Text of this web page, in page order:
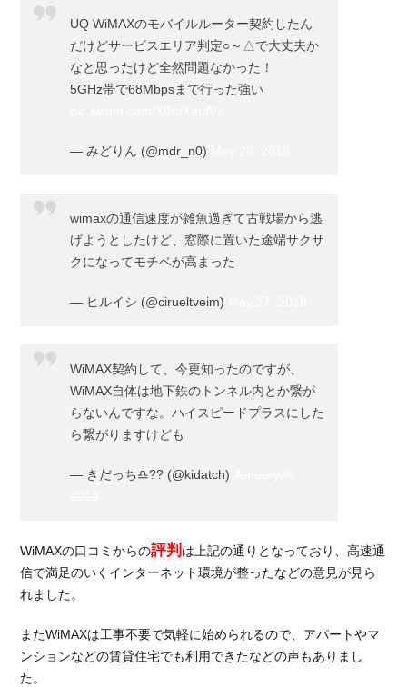
UQ WiMAXのモバイルルーター契約したん
だけどサービスエリア判定○～△で大丈夫か
なと思ったけど全然問題なかった！
5GHz帯で68Mbpsまで行った強い
— みどりん (@mdr_n0)
wimaxの通信速度が雑魚過ぎて古戦場から逃
げようとしたけど、窓際に置いた途端サクサ
クになってモチベが高まった
— ヒルイシ (@cirueltveim)
WiMAX契約して、今更知ったのですが、
WiMAX自体は地下鉄のトンネル内とか繋が
らないんですな。ハイスピードプラスにした
ら繋がりますけども
— きだっち♎️?? (@kidatch)
WiMAXの口コミからの評判 は上記の通りとなっており、高速通
信で満足のいくインターネット環境が整ったなどの意見が見ら
れました。
またWiMAXは工事不要で気軽に始められるので、アパートやマ
ンションなどの賃貸住宅でも利用できたなどの声もありまし
た。